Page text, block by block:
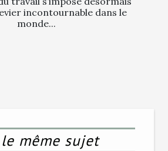
incontournable dans le
monde...
même sujet